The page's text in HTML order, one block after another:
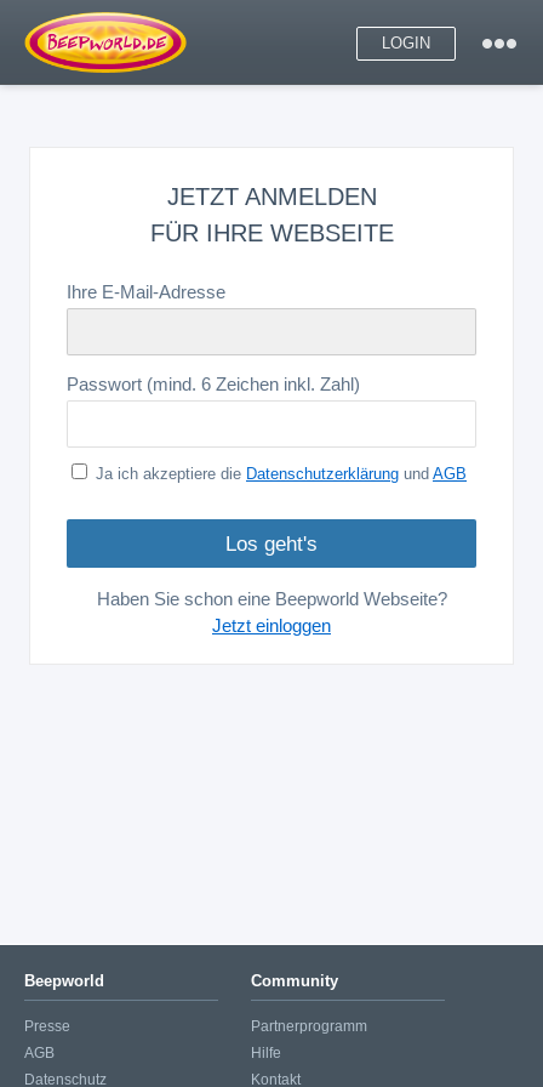
LOGIN
JETZT ANMELDEN
FÜR IHRE WEBSEITE
Ihre E-Mail-Adresse
Passwort (mind. 6 Zeichen inkl. Zahl)
Ja ich akzeptiere die Datenschutzerklärung und AGB
Haben Sie schon eine Beepworld Webseite?
Jetzt einloggen
Beepworld
Presse
AGB
Datenschutz
Community
Partnerprogramm
Hilfe
Kontakt